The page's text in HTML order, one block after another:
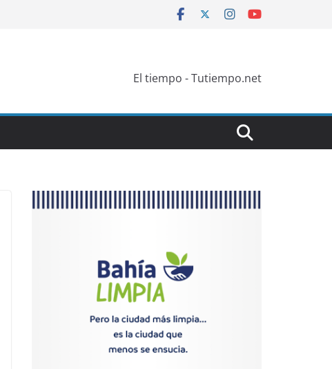
El tiempo - Tutiempo.net